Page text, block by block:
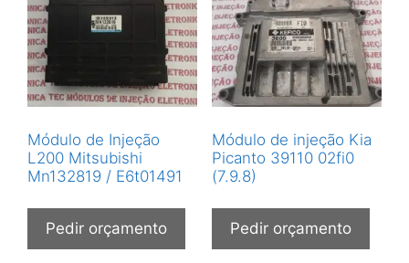
Módulo de Injeção
L200 Mitsubishi
Mn132819 / E6t01491
Pedir orçamento
Módulo de injeção Kia
Picanto 39110 02fi0
(7.9.8)
Pedir orçamento